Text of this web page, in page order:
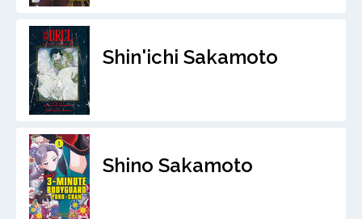
Shin'ichi Sakamoto
Shino Sakamoto